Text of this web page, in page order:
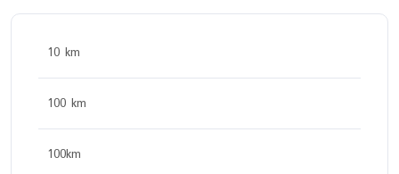
10 km
100 km
100km